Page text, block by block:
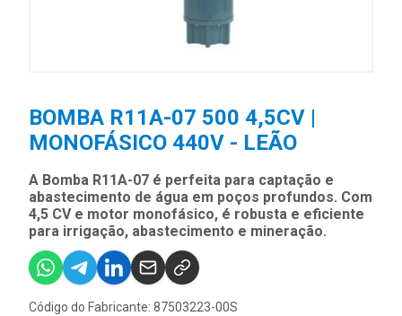
BOMBA R11A-07 500 4,5CV |
MONOFÁSICO 440V - LEÃO
A Bomba R11A-07 é perfeita para captação e
abastecimento de água em poços profundos. Com
4,5 CV e motor monofásico, é robusta e eficiente
para irrigação, abastecimento e mineração.
Código do Fabricante: 87503223-00S